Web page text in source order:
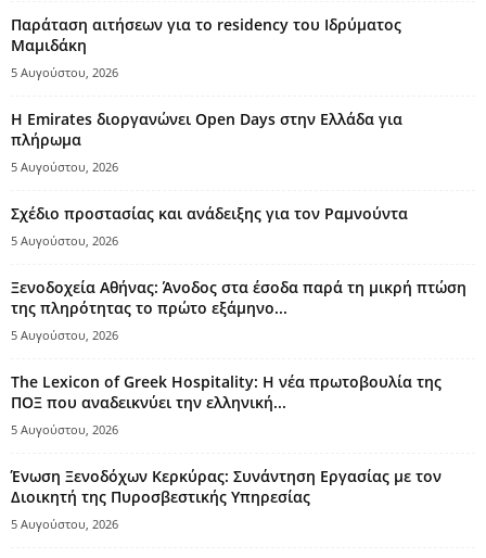
Παράταση αιτήσεων για το residency του Ιδρύματος
Μαμιδάκη
5 Αυγούστου, 2026
Η Emirates διοργανώνει Open Days στην Ελλάδα για
πλήρωμα
5 Αυγούστου, 2026
Σχέδιο προστασίας και ανάδειξης για τον Ραμνούντα
5 Αυγούστου, 2026
Ξενοδοχεία Αθήνας: Άνοδος στα έσοδα παρά τη μικρή πτώση
της πληρότητας το πρώτο εξάμηνο...
5 Αυγούστου, 2026
The Lexicon of Greek Hospitality: Η νέα πρωτοβουλία της
ΠΟΞ που αναδεικνύει την ελληνική...
5 Αυγούστου, 2026
Ένωση Ξενοδόχων Κερκύρας: Συνάντηση Εργασίας με τον
Διοικητή της Πυροσβεστικής Υπηρεσίας
5 Αυγούστου, 2026